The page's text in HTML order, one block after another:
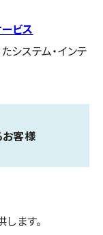
ビス
ステム・インテ
お客様
ます。